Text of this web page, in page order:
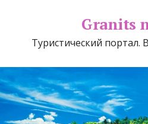
Granits
Туристический портал.